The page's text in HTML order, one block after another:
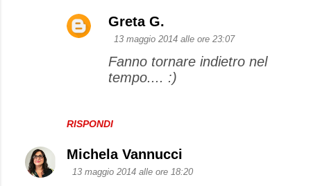
RISPONDI
Greta G.
13 maggio 2014 alle ore 23:07
Fanno tornare indietro nel
tempo.... :)
Michela Vannucci
13 maggio 2014 alle ore 18:20